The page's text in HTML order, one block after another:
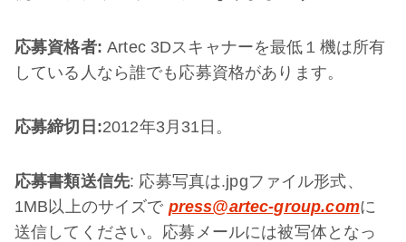
応募資格者: Artec 3Dスキャナーを最低１機は所有
している人なら誰でも応募資格があります。
応募締切日 :2012年3月31日。
応募書類送信先: 応募写真は.jpgファイル形式、
1MB以上のサイズで press@artec-group.comに
送信してください。応募メールには被写体となっ